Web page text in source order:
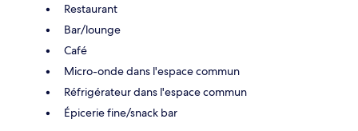
Restaurant
Bar/lounge
Café
Micro-onde dans l'espace commun
Réfrigérateur dans l'espace commun
Épicerie fine/snack bar